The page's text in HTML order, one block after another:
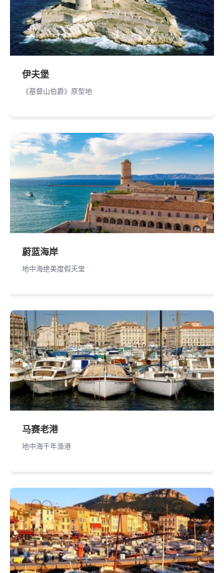
伊夫堡
《基督山伯爵》原型地
蔚蓝海岸
地中海绝美度假天堂
马赛老港
地中海千年渔港